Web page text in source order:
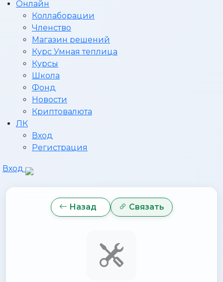
Онлайн
Коллаборации
Членство
Магазин решений
Курс Умная теплица
Курсы
Школа
Фонд
Новости
Криптовалюта
ЛК
Вход
Регистрация
Вход
Назад Связать